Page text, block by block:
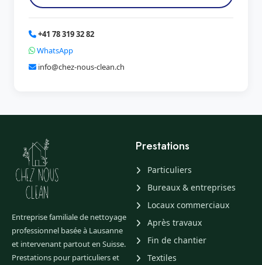
+41 78 319 32 82
WhatsApp
info@chez-nous-clean.ch
Entreprise familiale de nettoyage
professionnel basée à Lausanne
et intervenant partout en Suisse.
Prestations pour particuliers et
Prestations
Particuliers
Bureaux & entreprises
Locaux commerciaux
Après travaux
Fin de chantier
Textiles